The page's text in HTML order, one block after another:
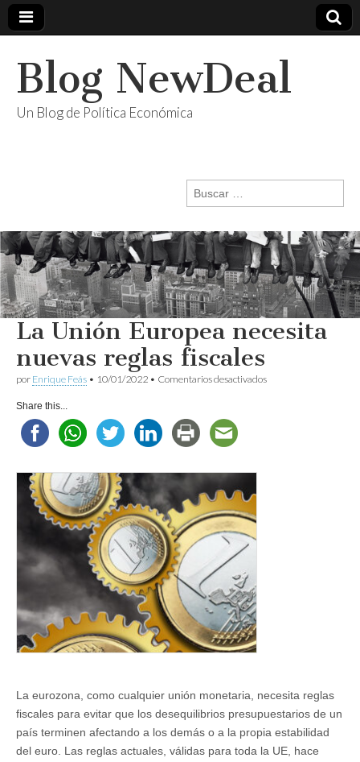
Blog NewDeal
Un Blog de Política Económica
Buscar:
La Unión Europea necesita
nuevas reglas fiscales
por Enrique Feás • 10/01/2022 • Comentarios desactivadosen
Share this...
La eurozona, como cualquier unión monetaria, necesita reglas
fiscales para evitar que los desequilibrios presupuestarios de un
país terminen afectando a los demás o a la propia estabilidad
del euro. Las reglas actuales, válidas para toda la UE, hace